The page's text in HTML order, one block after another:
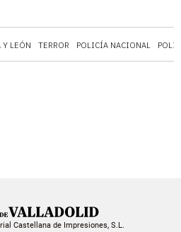
Y LEÓN TERROR POLICÍA NACIONAL
Castellana de Impresiones, S.L.